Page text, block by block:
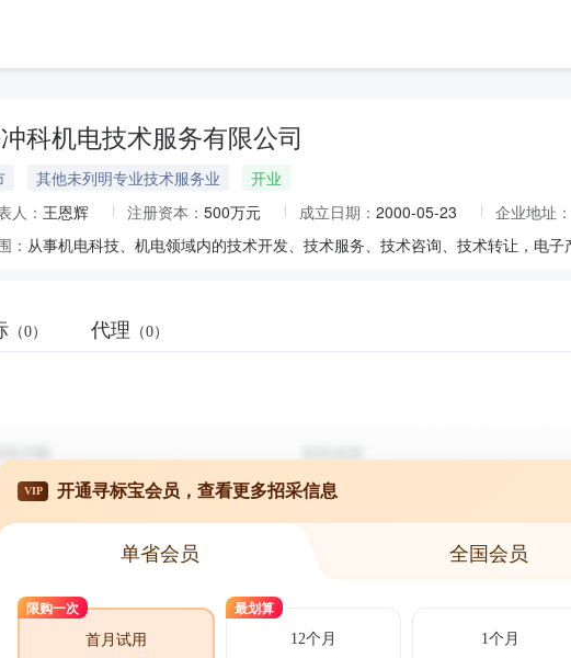
科机电技术服务有限公司
其他未列明专业技术服务业
开业
人： 王恩辉 注册资本： 500万元 成立日期： 2000-05-23 企业地址：
：
（0） 代理 （0）
VIP 开通寻标宝会员，查看更多招采信息
单省会员 全国会员
限购一次
首月试用
最划算
12个月 1个月